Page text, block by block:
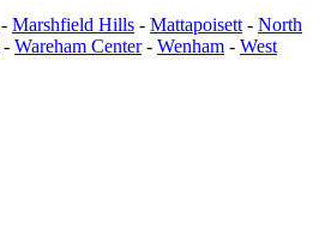
- Marshfield Hills - Mattapoisett - North
- Wareham Center- Wenham - West